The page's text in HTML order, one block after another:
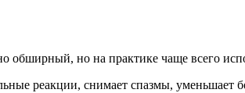
обширный, но на практике чаще всего
реакции, снимает спазмы, уменьшает